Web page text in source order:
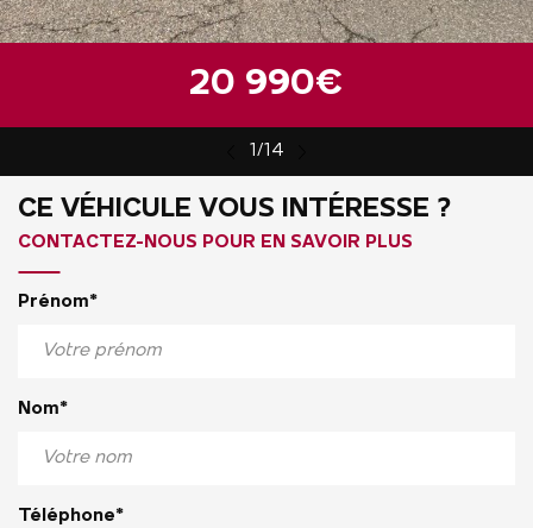
1/14
20 990€
CE VÉHICULE VOUS INTÉRESSE ?
CONTACTEZ-NOUS POUR EN SAVOIR PLUS
Prénom*
Nom*
Téléphone*